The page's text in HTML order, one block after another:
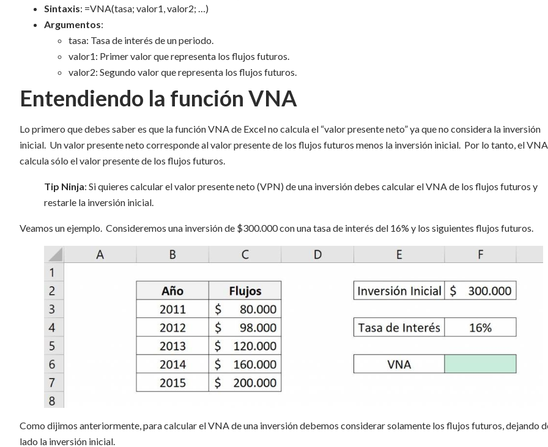
Sintaxis: =VNA(tasa; valor1, valor2; …)
Argumentos:
tasa: Tasa de interés de un periodo.
valor1: Primer valor que representa los flujos futuros.
valor2: Segundo valor que representa los flujos futuros.
Entendiendo la función VNA
Lo primero que debes saber es que la función VNA de Excel no calcula el “valor presente neto” ya que no considera la inversión
inicial. Un valor presente neto corresponde al valor presente de los flujos futuros menos la inversión inicial. Por lo tanto, el VNA
calcula sólo el valor presente de los flujos futuros.
Tip Ninja: Si quieres calcular el valor presente neto (VPN) de una inversión debes calcular el VNA de los flujos futuros y
restarle la inversión inicial.
Veamos un ejemplo. Consideremos una inversión de $300.000 con una tasa de interés del 16% y los siguientes flujos futuros.
Como dijimos anteriormente, para calcular el VNA de una inversión debemos considerar solamente los flujos futuros, dejando
lado la inversión inicial.